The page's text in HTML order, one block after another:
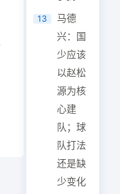
13
马德
兴：国
少应该
以赵松
源为核
心建
队；球
队打法
还是缺
少变化